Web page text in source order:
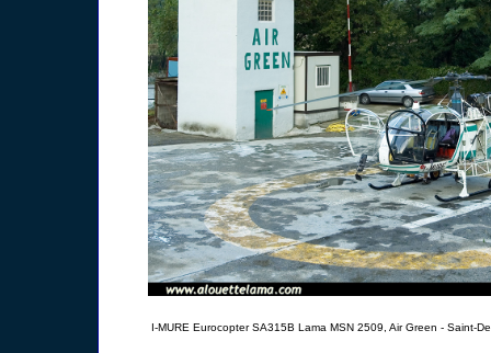
I-MURE Eurocopter SA315B Lama MSN 2509, Air Green - Saint-